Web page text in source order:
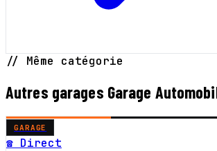
// Même catégorie
Autres garages Garage
GARAGE
☎ Direct